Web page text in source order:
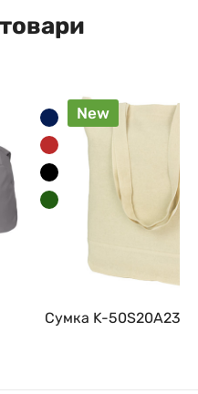
New
Сумка K-50S20A230